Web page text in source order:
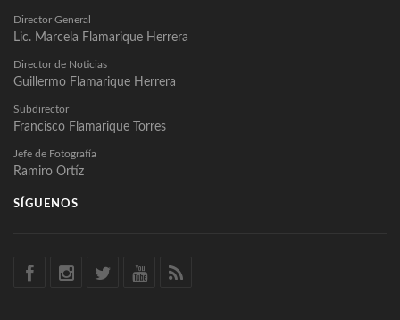
Director General
Lic. Marcela Flamarique Herrera
Director de Noticias
Guillermo Flamarique Herrera
Subdirector
Francisco Flamarique Torres
Jefe de Fotografía
Ramiro Ortíz
SÍGUENOS